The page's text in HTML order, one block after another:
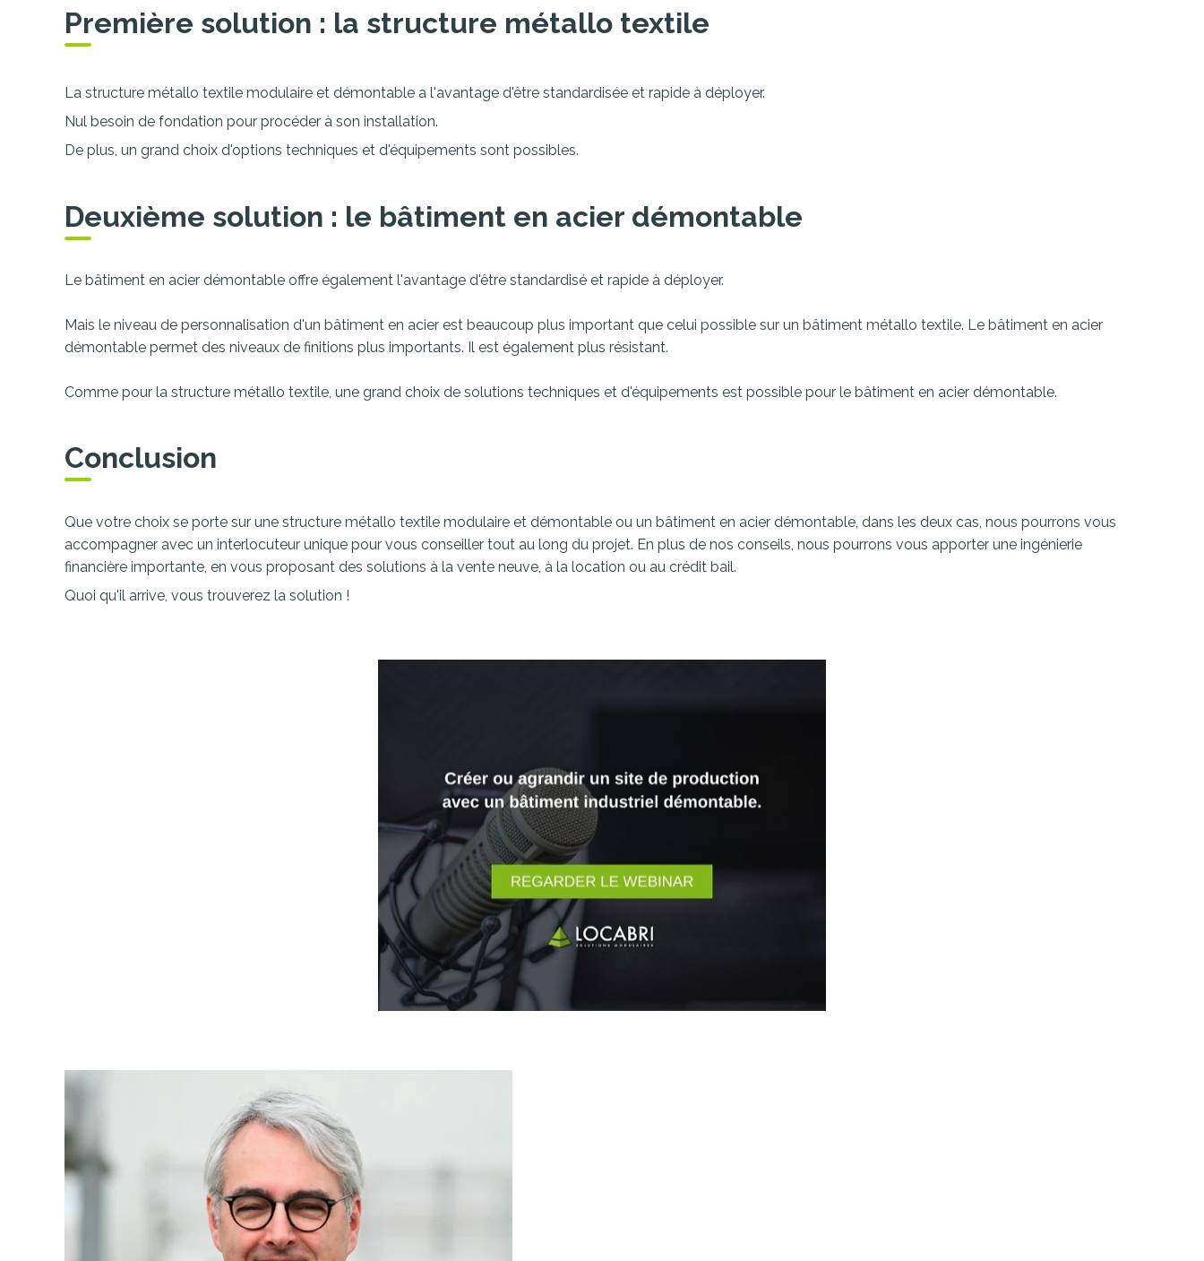
Première solution : la structure métallo textile
La structure métallo textile modulaire et démontable a l'avantage d'être standardisée et rapide à déployer.
Nul besoin de fondation pour procéder à son installation.
De plus, un grand choix d'options techniques et d'équipements sont possibles.
Deuxième solution : le bâtiment en acier démontable
Le bâtiment en acier démontable offre également l'avantage d'être standardisé et rapide à déployer.
Mais le niveau de personnalisation d'un bâtiment en acier est beaucoup plus important que celui possible sur un bâtiment métallo textile. Le bâtiment en acier
démontable permet des niveaux de finitions plus importants. Il est également plus résistant.
Comme pour la structure métallo textile, une grand choix de solutions techniques et d'équipements est possible pour le bâtiment en acier démontable.
Conclusion
Que votre choix se porte sur une structure métallo textile modulaire et démontable ou un bâtiment en acier démontable, dans les deux cas, nous pourrons vous
accompagner avec un interlocuteur unique pour vous conseiller tout au long du projet. En plus de nos conseils, nous pourrons vous apporter une ingénierie
financière importante, en vous proposant des solutions à la vente neuve, à la location ou au crédit bail.
Quoi qu'il arrive, vous trouverez la solution !